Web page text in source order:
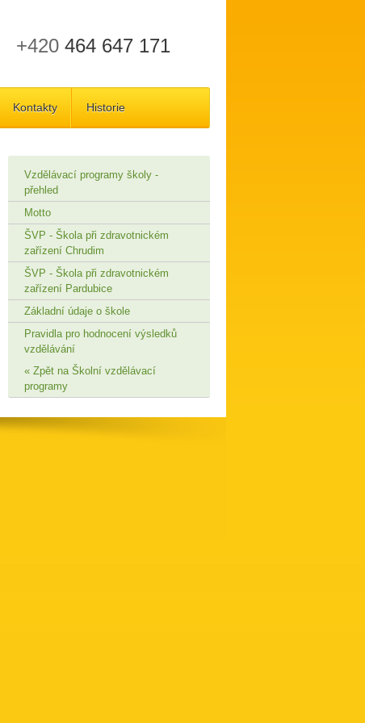
+420 464 647 171
Kontakty Historie
Vzdělávací programy školy -
přehled
Motto
ŠVP - Škola při zdravotnickém
zařízení Chrudim
ŠVP - Škola při zdravotnickém
zařízení Pardubice
Základní údaje o škole
Pravidla pro hodnocení výsledků
vzdělávání
Zpět na Školní vzdělávací
programy